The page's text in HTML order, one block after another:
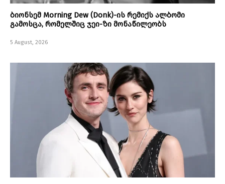
ბიონსემ Morning Dew (Donk)-ის რემიქს ალბომი
გამოსცა, რომელშიც ჯეი-ზი მონაწილეობს
5 August, 2026